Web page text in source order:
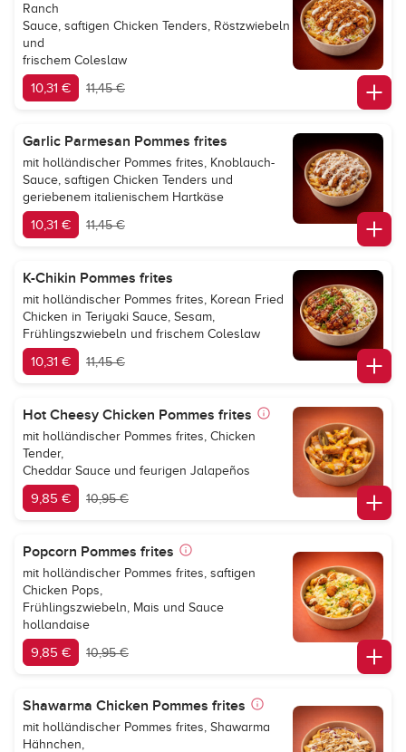
Ranch
Sauce, saftigen Chicken Tenders, Röstzwiebeln
und
frischem Coleslaw
10,31 € 11,45 €
Garlic Parmesan Pommes frites
mit holländischer Pommes frites, Knoblauch-
Sauce, saftigen Chicken Tenders und
geriebenem italienischem Hartkäse
10,31 € 11,45 €
K-Chikin Pommes frites
mit holländischer Pommes frites, Korean Fried
Chicken in Teriyaki Sauce, Sesam,
Frühlingszwiebeln und frischem Coleslaw
10,31 € 11,45 €
Hot Cheesy Chicken Pommes frites
mit holländischer Pommes frites, Chicken
Tender,
Cheddar Sauce und feurigen Jalapeños
9,85 € 10,95 €
Popcorn Pommes frites
mit holländischer Pommes frites, saftigen
Chicken Pops,
Frühlingszwiebeln, Mais und Sauce
hollandaise
9,85 € 10,95 €
Shawarma Chicken Pommes frites
mit holländischer Pommes frites, Shawarma
Hähnchen,